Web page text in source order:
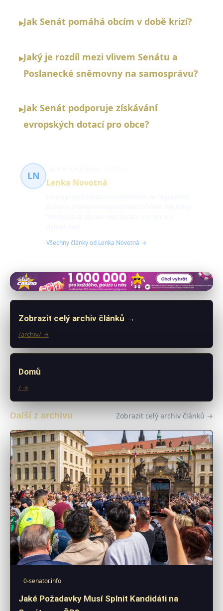
▸Jak Senát pomáhá obcím v době krizí?
▸Jaký je rozdíl mezi vlivem Senátu a
Poslanecké sněmovny na samosprávu?
▸Jak Senát podporuje získávání
evropských dotací pro obce?
LN
Lenka Novotná
Všechny články od Lenka Novotná →
Zobrazit celý archiv článků →
/archiv/ →
Domů
/ →
Další z archivu Zobrazit celý archiv článků →
0-senator.info
Jaké Požadavky Musí Splnit Kandidáti na